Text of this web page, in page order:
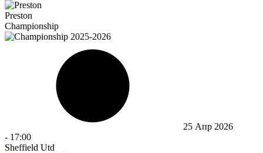
Preston
Championship
25 Апр 2026
- 17:00
Sheffield Utd